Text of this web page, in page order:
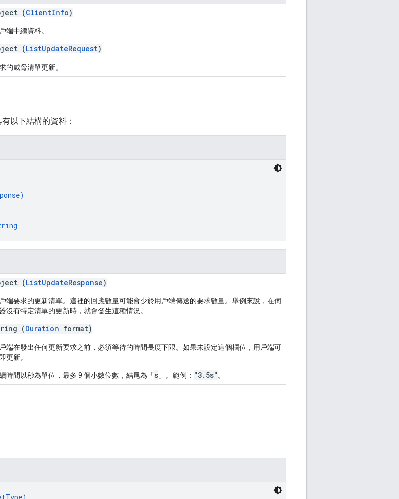
(ClientInfo)
端中繼資料。
(ListUpdateRequest)
的威脅清單更新。
以下結構的資料：
)
(ListUpdateResponse)
端要求的更新清單。這裡的回應數量可能會少於用戶端傳送的要求數量。舉例來說，在伺
沒有特定清單的更新時，就會發生這種情況。
(Duration format)
端在發出任何更新要求之前，必須等待的時間長度下限。如果未設定這個欄位，用戶端可
更新。
時間以秒為單位，最多 9 個小數位數，結尾為「s 」。範例： "3.5s" 。